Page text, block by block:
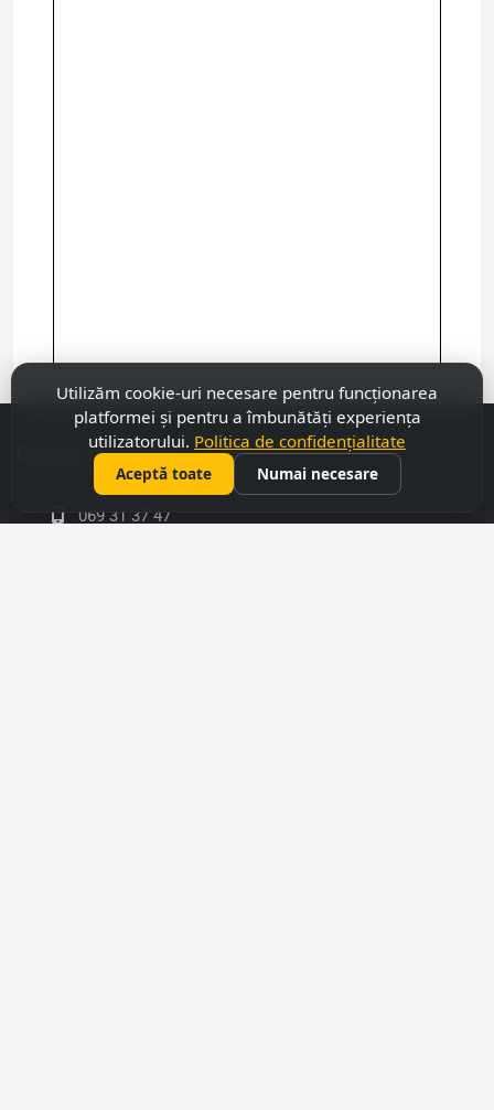
Utilizăm cookie-uri necesare pentru funcționarea
platformei și pentru a îmbunătăți experiența
utilizatorului. Politica de confidențialitate
Aceptă toate Numai necesare
Contacte
069 31 37 47